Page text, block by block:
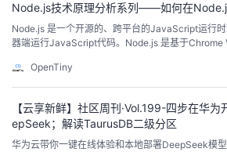
Node.js技术原理分析系列——如何在
Node.js 是一个开源的、跨平台的JavaScript运行
器端运行JavaScript代码。Node.js 是基于Chrome
用、命令行工具等。本系列将分为9篇文章为大家
试能力分析到内置模块新增，从性能分析...
OpenTiny
【云享新鲜】社区周刊·Vol.199-四步在华
epSeek；解读TaurusDB二级分区
华为云带你一键在线体验和本地部署DeepSeek模